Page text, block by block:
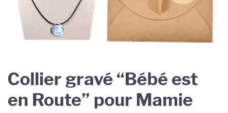
Collier gravé “Bébé est
en Route” pour Mamie